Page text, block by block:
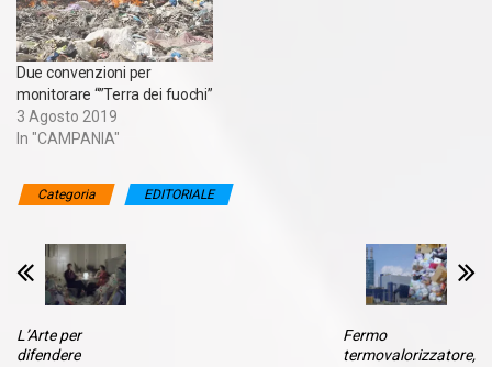
Due convenzioni per
monitorare “”Terra dei fuochi”
3 Agosto 2019
In "CAMPANIA"
Categoria EDITORIALE
L’Arte per
difendere
Fermo
termovalorizzatore,